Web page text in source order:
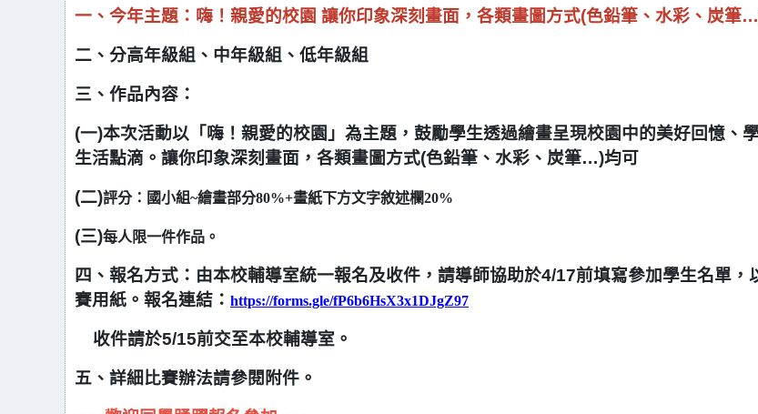
一、今年主題：嗨！親愛的校園 讓你印象深刻畫面，各類畫圖方式(色鉛筆、水彩、炭筆
二、分高年級組、中年級組、低年級組
三、 作品內容：
(一)本次活動以「嗨！親愛的校園」為主題，鼓勵學生透過繪畫呈現校園中的美好回憶、
生活點滴。 讓你印象深刻畫面，各類畫圖方式(色鉛筆、水彩、炭筆…)均可
(二)評分：國小組~繪畫部分80%+畫紙下方文字敘述欄20%
(三)每人限一件作品。
四、報名方式：由本校輔導室統一報名及收件，請導師協助於4/17前填寫參加學生名單，
賽用紙。報名連結： https://forms.gle/fP6b6HsX3x1DJgZ97
收件請於5/15前交至本校輔導室。
五、詳細比賽辦法請參閱附件。